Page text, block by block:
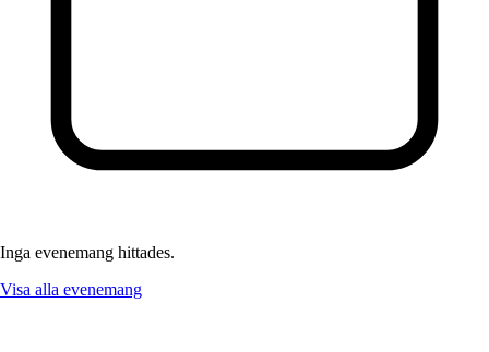
Inga evenemang hittades.
Visa alla evenemang